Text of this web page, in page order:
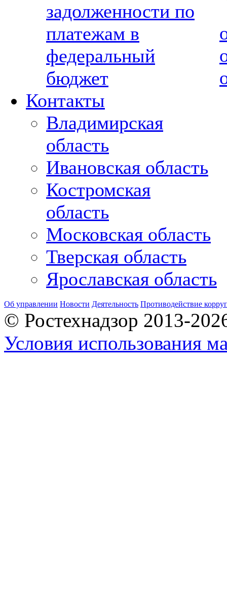
задолженности по
платежам в
федеральный
бюджет
Контакты
Владимирская
область
Ивановская область
Костромская
область
Московская область
Тверская область
Ярославская область
Об управлении Новости Деятельность Противодействие
© Ростехнадзор 2013-
Условия использования